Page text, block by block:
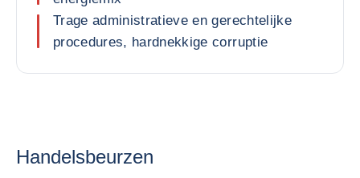
Trage administratieve en gerechtelijke
procedures, hardnekkige corruptie
Handelsbeurzen